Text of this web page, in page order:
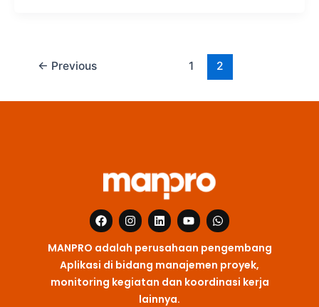
← Previous 1 2
F
a
c
e
b
o
o
I
n
s
t
a
g
r
L
i
n
k
e
d
i
n
Y
o
u
t
u
b
e
W
h
a
t
s
a
p
MANPRO adalah perusahaan pengembang
Aplikasi di bidang manajemen proyek,
monitoring kegiatan dan koordinasi kerja
lainnya.